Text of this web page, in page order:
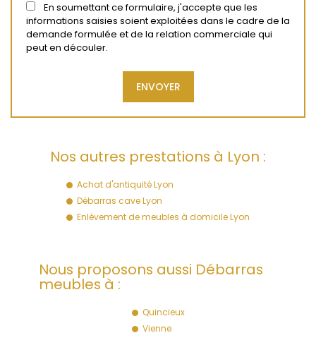
En soumettant ce formulaire, j'accepte que les
informations saisies soient exploitées dans le cadre de la
demande formulée et de la relation commerciale qui
peut en découler.
Nos autres prestations à Lyon :
Achat d'antiquité Lyon
Débarras cave Lyon
Enlèvement de meubles à domicile Lyon
Nous proposons aussi Débarras
meubles à :
Quincieux
Vienne